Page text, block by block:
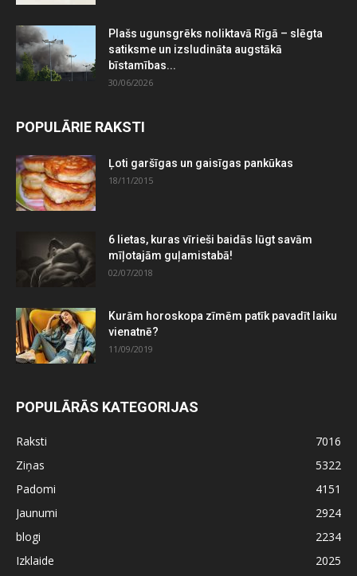
Plašs ugunsgrēks noliktavā Rīgā – slēgta
satiksme un izsludināta augstākā
bīstamības...
30/06/2026
POPULĀRIE RAKSTI
Ļoti garšīgas un gaisīgas pankūkas
18/11/2015
6 lietas, kuras vīrieši baidās lūgt savām
mīļotajām guļamistabā!
02/07/2018
Kurām horoskopa zīmēm patīk pavadīt laiku
vienatnē?
11/09/2019
POPULĀRĀS KATEGORIJAS
Raksti
7016
Ziņas
5322
Padomi
4151
Jaunumi
2924
blogi
2234
Izklaide
2025